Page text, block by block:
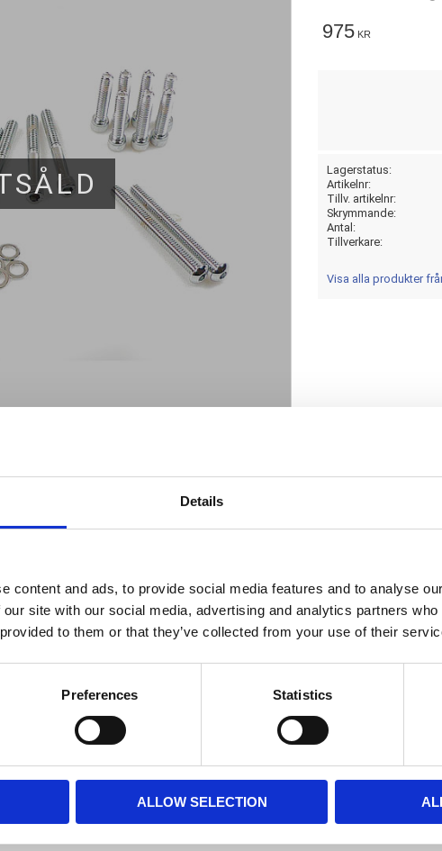
Details
content and ads, to provide social media features and to analyse
site with our social media, advertising and analytics partners
to them or that they’ve collected from your use of their
Preferences Statistics
ALLOW SELECTION
975 KR
Lagerstatus
Artikelnr
Tillv. artikelnr
Skrymmande
Antal
Tillverkare
Visa alla produkter
Dela
c
b
o